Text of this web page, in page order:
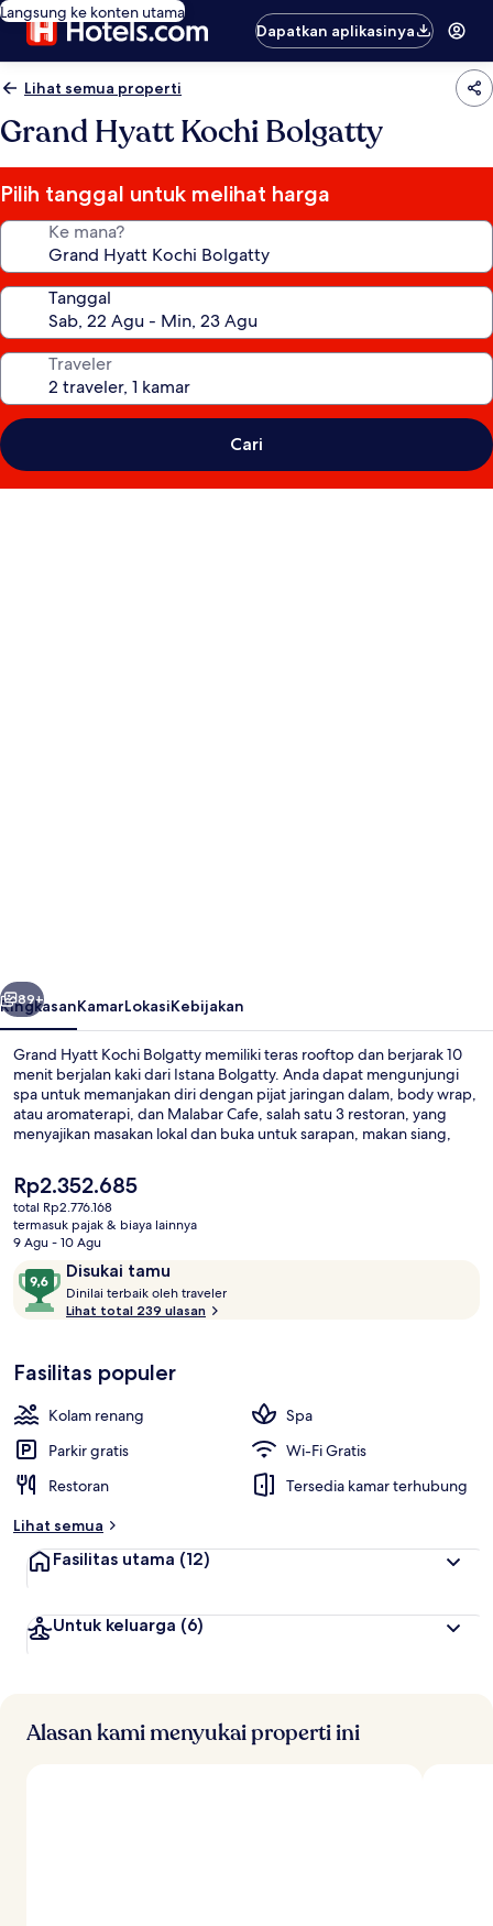
Langsung ke konten utama
Dapatkan aplikasinya
Lihat semua properti
Grand Hyatt Kochi Bolgatty
Pilih tanggal untuk melihat harga
Ke mana?
Tanggal
Traveler
Cari
Berikutnya
89+
RingkasanKamarLokasiKebijakan
Grand Hyatt Kochi Bolgatty memiliki teras rooftop dan berjarak 10
menit berjalan kaki dari Istana Bolgatty. Anda dapat mengunjungi
spa untuk memanjakan diri dengan pijat jaringan dalam, body wrap,
atau aromaterapi, dan Malabar Cafe, salah satu 3 restoran, yang
menyajikan masakan lokal dan buka untuk sarapan, makan siang,
kolam renang indoor, kolam renang outdoor, dan bar tepi kolam
renang. Para traveler menyukai staf.
Harga
saat
ini
Rp2.352.685
Rp2.352.685
total Rp2.776.168
termasuk pajak & biaya lainnya
9 Agu - 10 Agu
Ulasan Disukai tamu
9,6
dari
10,
tamu
Dinilai terbaik oleh traveler
i
r
a
Lihat total 239 ulasan
Fasilitas populer
Kolam renang
Spa
Parkir gratis
Wi-Fi Gratis
Restoran
Tersedia kamar terhubung
Lihat semua
Fasilitas utama (12)
Untuk keluarga (6)
Alasan kami menyukai properti ini